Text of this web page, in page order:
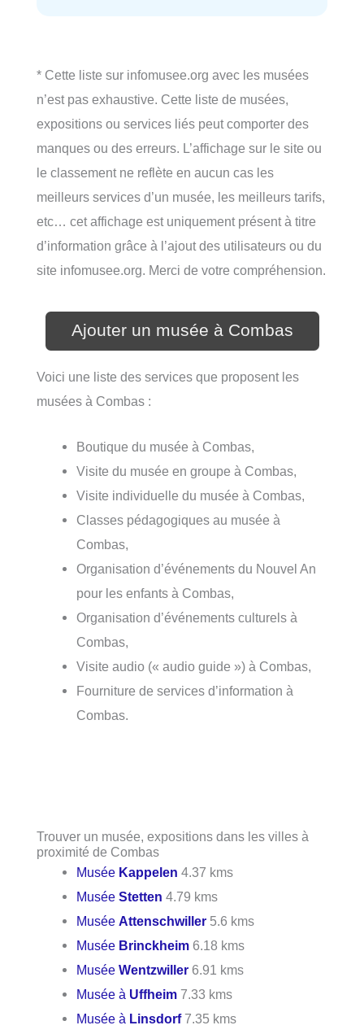
* Cette liste sur infomusee.org avec les musées
n’est pas exhaustive. Cette liste de musées,
expositions ou services liés peut comporter des
manques ou des erreurs. L’affichage sur le site ou
le classement ne reflète en aucun cas les
meilleurs services d’un musée, les meilleurs tarifs,
etc… cet affichage est uniquement présent à titre
d’information grâce à l’ajout des utilisateurs ou du
site infomusee.org. Merci de votre compréhension.
Ajouter un musée à Combas
Voici une liste des services que proposent les
musées à Combas :
Boutique du musée à Combas,
Visite du musée en groupe à Combas,
Visite individuelle du musée à Combas,
Classes pédagogiques au musée à
Combas,
Organisation d’événements du Nouvel An
pour les enfants à Combas,
Organisation d’événements culturels à
Combas,
Visite audio (« audio guide ») à Combas,
Fourniture de services d’information à
Combas.
Trouver un musée, expositions dans les villes à
proximité de Combas
Musée Kappelen 4.37 kms
MuséeStetten 4.79 kms
Musée Attenschwiller 5.6 kms
Musée Brinckheim 6.18 kms
MuséeWentzwiller 6.91 kms
Musée à Uffheim 7.33 kms
Musée à Linsdorf7.35 kms